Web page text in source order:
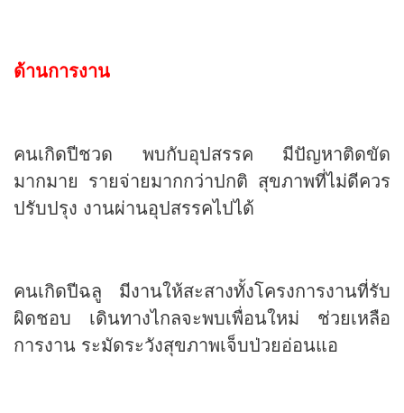
ด้านการงาน
คนเกิดปีชวด พบกับอุปสรรค มีปัญหาติดขัด
มากมาย รายจ่ายมากกว่าปกติ สุขภาพที่ไม่ดีควร
ปรับปรุง งานผ่านอุปสรรคไปได้
คนเกิดปีฉลู มีงานให้สะสางทั้งโครงการงานที่รับ
ผิดชอบ เดินทางไกลจะพบเพื่อนใหม่ ช่วยเหลือ
การงาน ระมัดระวังสุขภาพเจ็บป่วยอ่อนแอ